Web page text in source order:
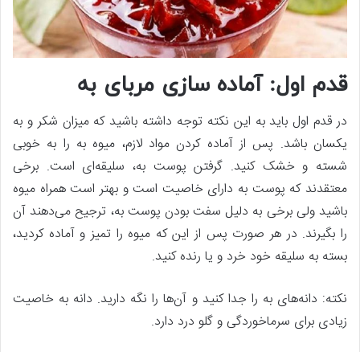
قدم اول: آماده سازی مربای به
در قدم اول باید به این نکته توجه داشته باشید که میزان شکر و به
یکسان باشد. پس از آماده کردن مواد لازم، میوه به را به خوبی
شسته و خشک کنید. گرفتن پوست به، سلیقه‌ای است. برخی
معتقدند که پوست به دارای خاصیت است و بهتر است همراه میوه
باشید ولی برخی به دلیل سفت بودن پوست به، ترجیح می‌دهند آن
را بگیرند. در هر صورت پس از این که میوه را تمیز و آماده کردید،
بسته به سلیقه خود خرد و یا رنده کنید.
نکته: دانه‌های به را جدا کنید و آن‌ها را نگه دارید. دانه به خاصیت
زیادی برای سرماخوردگی و گلو درد دارد.